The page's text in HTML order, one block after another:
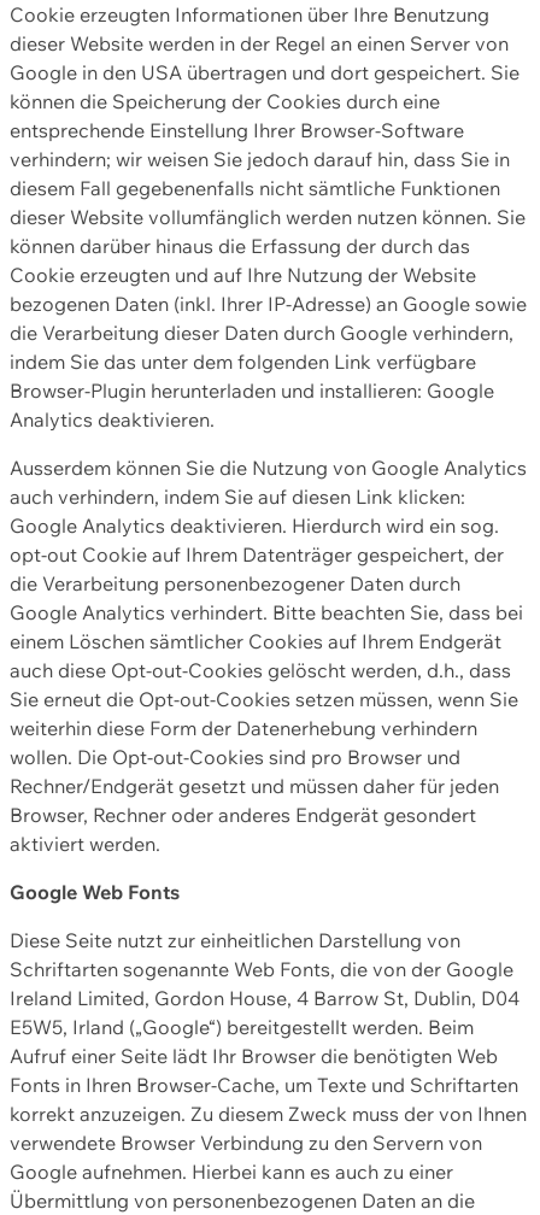
Cookie erzeugten Informationen über Ihre Benutzung
dieser Website werden in der Regel an einen Server von
Google in den USA übertragen und dort gespeichert. Sie
können die Speicherung der Cookies durch eine
entsprechende Einstellung Ihrer Browser-Software
verhindern; wir weisen Sie jedoch darauf hin, dass Sie in
diesem Fall gegebenenfalls nicht sämtliche Funktionen
dieser Website vollumfänglich werden nutzen können. Sie
können darüber hinaus die Erfassung der durch das
Cookie erzeugten und auf Ihre Nutzung der Website
bezogenen Daten (inkl. Ihrer IP-Adresse) an Google sowie
die Verarbeitung dieser Daten durch Google verhindern,
indem Sie das unter dem folgenden Link verfügbare
Browser-Plugin herunterladen und installieren: Google
Analytics deaktivieren.
Ausserdem können Sie die Nutzung von Google Analytics
auch verhindern, indem Sie auf diesen Link klicken:
Google Analytics deaktivieren. Hierdurch wird ein sog.
opt-out Cookie auf Ihrem Datenträger gespeichert, der
die Verarbeitung personenbezogener Daten durch
Google Analytics verhindert. Bitte beachten Sie, dass bei
einem Löschen sämtlicher Cookies auf Ihrem Endgerät
auch diese Opt-out-Cookies gelöscht werden, d.h., dass
Sie erneut die Opt-out-Cookies setzen müssen, wenn Sie
weiterhin diese Form der Datenerhebung verhindern
wollen. Die Opt-out-Cookies sind pro Browser und
Rechner/Endgerät gesetzt und müssen daher für jeden
Browser, Rechner oder anderes Endgerät gesondert
aktiviert werden.
Google Web Fonts
Diese Seite nutzt zur einheitlichen Darstellung von
Schriftarten sogenannte Web Fonts, die von der Google
Ireland Limited, Gordon House, 4 Barrow St, Dublin, D04
E5W5, Irland („Google“) bereitgestellt werden. Beim
Aufruf einer Seite lädt Ihr Browser die benötigten Web
Fonts in Ihren Browser-Cache, um Texte und Schriftarten
korrekt anzuzeigen. Zu diesem Zweck muss der von Ihnen
verwendete Browser Verbindung zu den Servern von
Google aufnehmen. Hierbei kann es auch zu einer
Übermittlung von personenbezogenen Daten an die